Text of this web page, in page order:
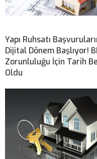
Yapı Ruhsatı
Dijital Dönem Başlıyor!
Zorunluluğu İçin Tarih
Oldu